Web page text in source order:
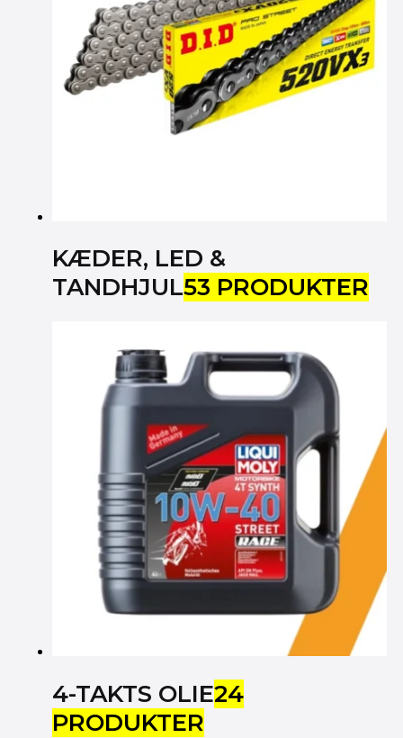
KÆDER, LED &
TANDHJUL53 PRODUKTER
4-TAKTS OLIE24
PRODUKTER